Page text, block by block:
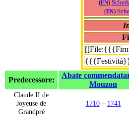
(EN)
(EN)
Predecessore:
Abate
Mouzon
Claude II de
Joyeuse de
Grandpré
1710– 1741